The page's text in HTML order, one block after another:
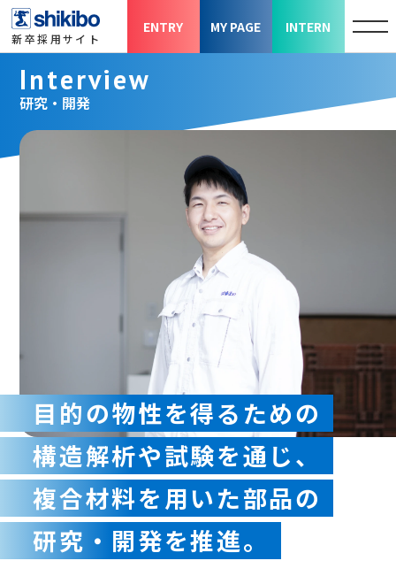
新卒採用サイト
ENTRY MY PAGE INTERN
Interview
研究・開発
目的の物性を得るための
構造解析や試験を通じ、
複合材料を用いた部品の
研究・開発を推進。